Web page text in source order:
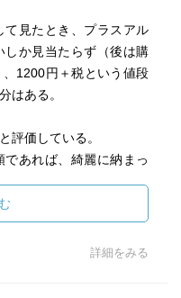
見たとき、プラスアル
しか見当たらず（後は購
1200円＋税という値段
はある。
評価している。
あれば、綺麗に納まっ
詳細をみる